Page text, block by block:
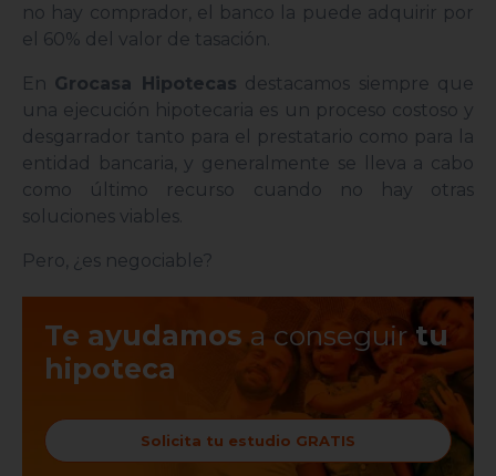
no hay comprador, el banco la puede adquirir por
el 60% del valor de tasación.
En Grocasa Hipotecas destacamos siempre que
una ejecución hipotecaria es un proceso costoso y
desgarrador tanto para el prestatario como para la
entidad bancaria, y generalmente se lleva a cabo
como último recurso cuando no hay otras
soluciones viables.
Pero, ¿es negociable?
Te ayudamos a conseguirtu
hipoteca
Solicita tu estudio GRATIS